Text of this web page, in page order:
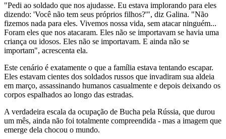
"Pedi ao soldado que nos ajudasse. Eu estava implorando para eles
dizendo: 'Você não tem seus próprios filhos?'", diz Galina. "Não
fizemos nada para eles. Vivemos nossa vida, sem atacar ninguém...
Foram eles que nos atacaram. Eles não se importavam se havia uma
criança ou idosos. Eles não se importavam. E ainda não se
importam", acrescenta ela.
Este cenário é exatamente o que a família estava tentando escapar.
Eles estavam cientes dos soldados russos que invadiram sua aldeia
em março, assassinando humanos casualmente e depois deixando os
corpos espalhados ao longo das estradas.
A verdadeira escala da ocupação de Bucha pela Rússia, que durou
um mês, ainda não foi totalmente compreendida - mas a imagem que
emerge dela chocou o mundo.